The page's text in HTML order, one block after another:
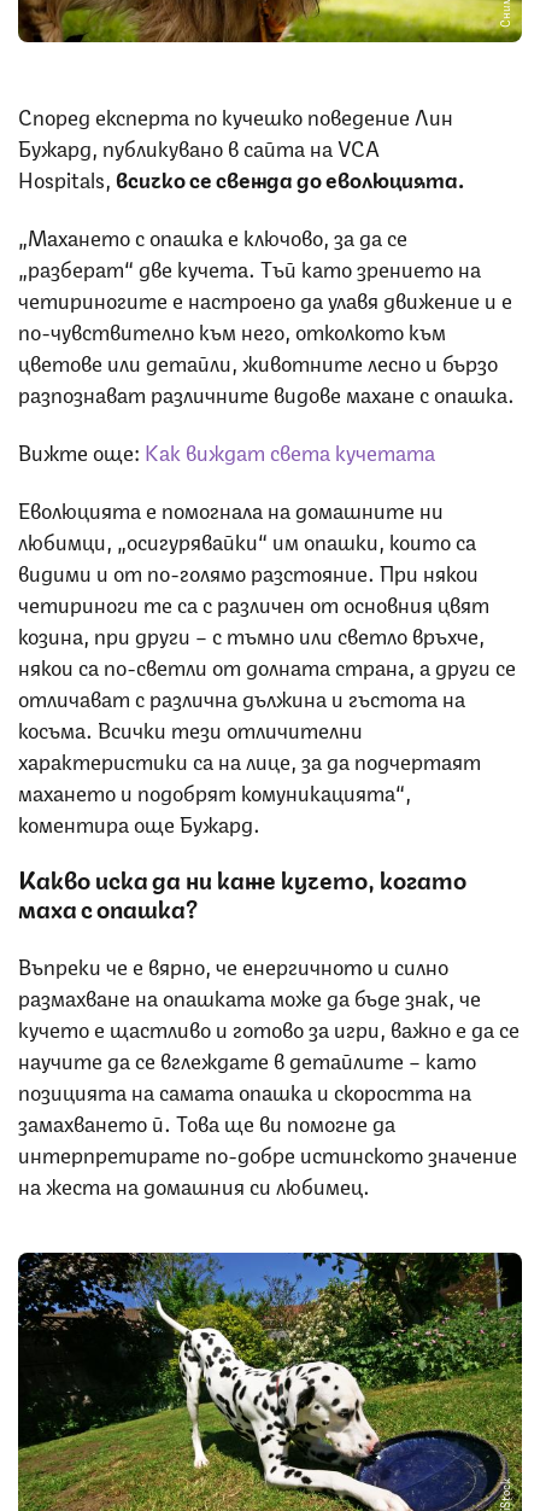
Според експерта по кучешко поведение Лин
Бужард, публикувано в сайта на VCA
Hospitals, всичко се свежда до еволюцията.
„Махането с опашка е ключово, за да се
„разберат“ две кучета. Тъй като зрението на
четириногите е настроено да улавя движение и е
по-чувствително към него, отколкото към
цветове или детайли, животните лесно и бързо
разпознават различните видове махане с опашка.
Вижте още: Как виждат света кучетата
Еволюцията е помогнала на домашните ни
любимци, „осигурявайки“ им опашки, които са
видими и от по-голямо разстояние. При някои
четириноги те са с различен от основния цвят
козина, при други – с тъмно или светло връхче,
някои са по-светли от долната страна, а други се
отличават с различна дължина и гъстота на
косъма. Всички тези отличителни
характеристики са на лице, за да подчертаят
махането и подобрят комуникацията“,
коментира още Бужард.
Какво иска да ни каже кучето, когато
маха с опашка?
Въпреки че е вярно, че енергичното и силно
размахване на опашката може да бъде знак, че
кучето е щастливо и готово за игри, важно е да се
научите да се вглеждате в детайлите – като
позицията на самата опашка и скоростта на
замахването й. Това ще ви помогне да
интерпретирате по-добре истинското значение
на жеста на домашния си любимец.